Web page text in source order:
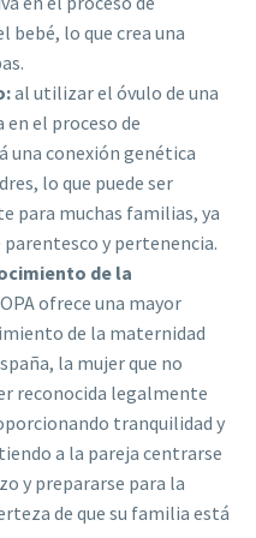
bebé, lo que crea una
al utilizar el óvulo de una
en el proceso de
una conexión genética
lo que puede ser
para muchas familias, ya
y pertenencia.
de la
ofrece una mayor
de la maternidad
la mujer que no
reconocida legalmente
tranquilidad y
a la pareja centrarse
y prepararse para la
de que su familia está